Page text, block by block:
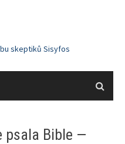
skeptiků Sisyfos
psala Bible —